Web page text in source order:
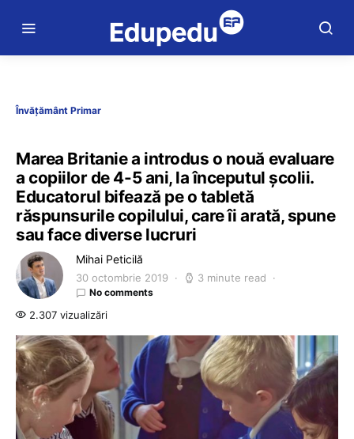
Învățământ Primar
Marea Britanie a introdus o nouă evaluare
a copiilor de 4-5 ani, la începutul școlii.
Educatorul bifează pe o tabletă
răspunsurile copilului, care îi arată, spune
sau face diverse lucruri
Mihai Peticilă
30 octombrie 2019 3 minute read
No comments
2.307 vizualizări